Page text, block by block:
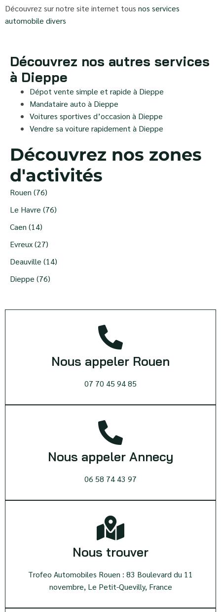
Découvrez sur notre site internet tous nos services
automobile divers
Découvrez nos autres services
à Dieppe
Dépot vente simple et rapide à Dieppe
Mandataire auto à Dieppe
Voitures sportives d’occasion à Dieppe
Vendre sa voiture rapidement à Dieppe
Découvrez nos zones
d'activités
Rouen (76)
Le Havre (76)
Caen (14)
Evreux (27)
Deauville (14)
Dieppe (76)
Nous appeler Rouen
07 70 45 94 85
Nous appeler Annecy
06 58 74 43 97
Nous trouver
Trofeo Automobiles Rouen : 83 Boulevard du 11
novembre, Le Petit-Quevilly, France